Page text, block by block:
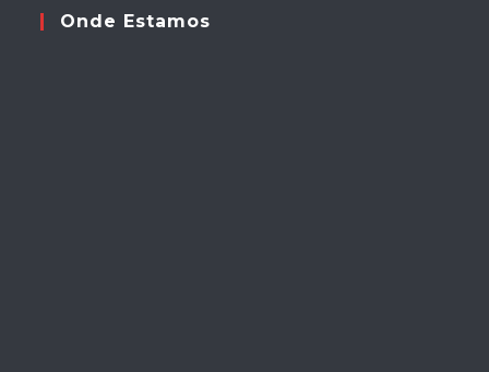
Onde Estamos